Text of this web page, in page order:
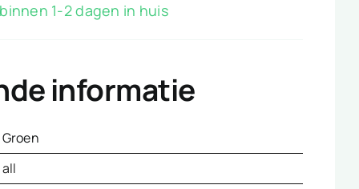
1-2 dagen in huis
informatie
Groen
all